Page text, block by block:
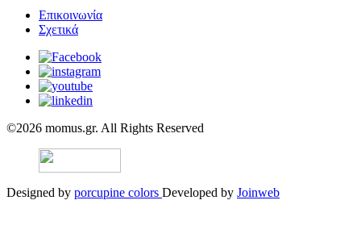
Επικοινωνία
Σχετικά
©2026 momus.gr. All Rights Reserved
Designed by porcupine colors Developed by Joinweb